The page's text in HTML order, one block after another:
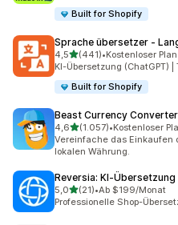
Built for Shopify
Sprache übersetzer ‑
4,5von 5 Sternen
(441)
441 Rezensionen insgesamt
•Kostenloser
KI-Übersetzung (ChatGPT)
Built for Shopify
Beast Currency Converter
4,6von 5 Sternen
(1.057)
1057 Rezensionen
•Kostenloser
Vereinfache das Einkaufen
lokalen Währung.
Reversia: KI‑Übersetzung
5,0von 5 Sternen
(21)
21 Rezensionen insgesamt
•Ab $199/Monat
Professionelle Shop-